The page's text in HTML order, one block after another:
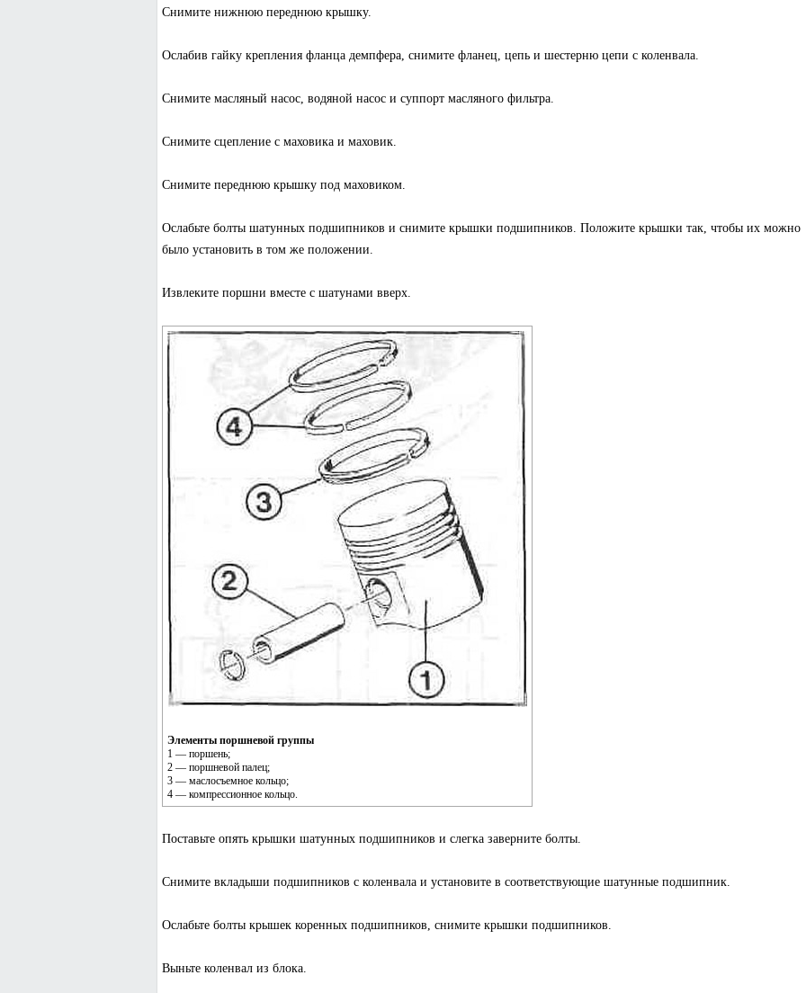
Снимите нижнюю переднюю крышку.
Ослабив гайку крепления фланца демпфера, снимите фланец, цепь и шестерню цепи с коленвала.
Снимите масляный насос, водяной насос и суппорт масляного фильтра.
Снимите сцепление с маховика и маховик.
Снимите переднюю крышку под маховиком.
Ослабьте болты шатунных подшипников и снимите крышки подшипников. Положите крышки так, чтобы их можно
было установить в том же положении.
Извлеките поршни вместе с шатунами вверх.
Элементы поршневой группы
1 — поршень;
2 — поршневой палец;
3 — маслосъемное кольцо;
4 — компрессионное кольцо.
Поставьте опять крышки шатунных подшипников и слегка заверните болты.
Снимите вкладыши подшипников с коленвала и установите в соответствующие шатунные подшипник.
Ослабьте болты крышек коренных подшипников, снимите крышки подшипников.
Выньте коленвал из блока.